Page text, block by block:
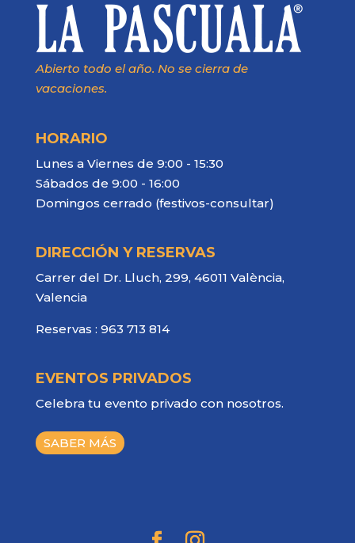
Abierto todo el año. No se cierra de
vacaciones.
HORARIO
Lunes a Viernes de 9:00 - 15:30
Sábados de 9:00 - 16:00
Domingos cerrado (festivos-consultar)
DIRECCIÓN Y RESERVAS
Carrer del Dr. Lluch, 299, 46011 València,
Valencia
Reservas : 963 713 814
EVENTOS PRIVADOS
Celebra tu evento privado con nosotros.
SABER MÁS